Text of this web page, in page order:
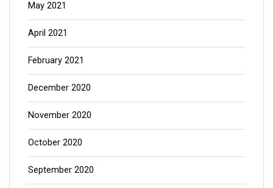
May 2021
April 2021
February 2021
December 2020
November 2020
October 2020
September 2020